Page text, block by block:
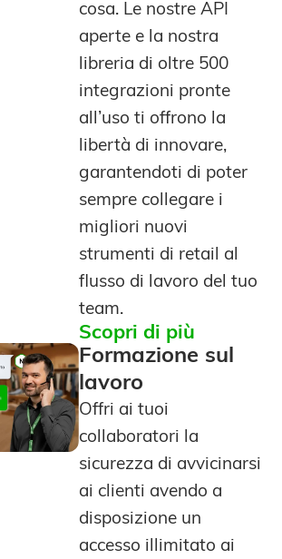
cosa. Le nostre API
aperte e la nostra
libreria di oltre 500
integrazioni pronte
all’uso ti offrono la
libertà di innovare,
garantendoti di poter
sempre collegare i
migliori nuovi
strumenti di retail al
flusso di lavoro del tuo
team.
Scopri di più
Formazione sul
lavoro
Offri ai tuoi
collaboratori la
sicurezza di avvicinarsi
ai clienti avendo a
disposizione un
accesso illimitato ai